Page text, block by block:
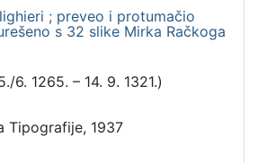
; preveo i protumačio
s 32 slike Mirka Račkoga
6. 1265. – 14. 9. 1321.)
Tipografije, 1937